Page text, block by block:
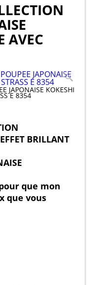
AVEC
JAPONAISE KOKESHI
E 8354
BRILLANT
que mon
que vous